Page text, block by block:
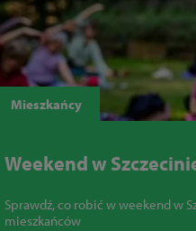
Mieszkańcy
Weekend w
Sprawdź, co robić w weekend w
mieszkańców